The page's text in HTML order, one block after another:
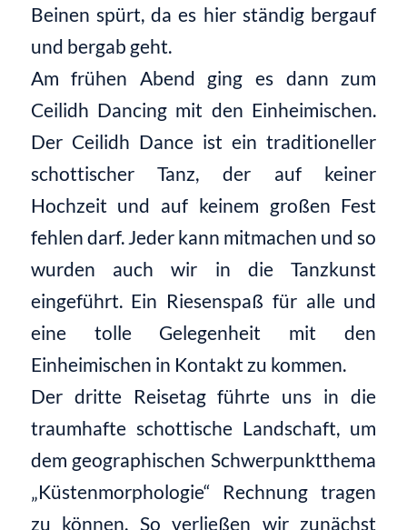
Beinen spürt, da es hier ständig bergauf
und bergab geht.
Am frühen Abend ging es dann zum
Ceilidh Dancing mit den Einheimischen.
Der Ceilidh Dance ist ein traditioneller
schottischer Tanz, der auf keiner
Hochzeit und auf keinem großen Fest
fehlen darf. Jeder kann mitmachen und so
wurden auch wir in dieTanzkunst
eingeführt. Ein Riesenspaß für alleund
eine tolleGelegenheit mit den
Einheimischen in Kontakt zu kommen.
Der dritte
Reisetag führte uns in die
traumhafte schottische Landschaft, um
dem geographischen Schwerpunktthema
„Küstenmorphologie“ Rechnung tragen
zu können. So verließen wir zunächst